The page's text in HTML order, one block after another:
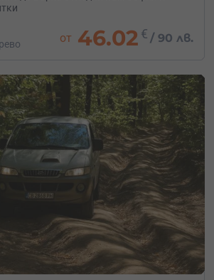
от 46.02 € /90 лв.